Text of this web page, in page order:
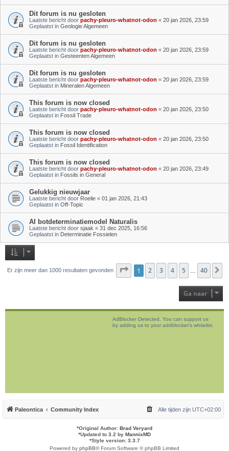
Dit forum is nu gesloten
Laatste bericht door pachy-pleuro-whatnot-odon « 20 jan 2026, 23:59
Geplaatst in Geologie Algemeen
Dit forum is nu gesloten
Laatste bericht door pachy-pleuro-whatnot-odon « 20 jan 2026, 23:59
Geplaatst in Gesteenten Algemeen
Dit forum is nu gesloten
Laatste bericht door pachy-pleuro-whatnot-odon « 20 jan 2026, 23:59
Geplaatst in Mineralen Algemeen
This forum is now closed
Laatste bericht door pachy-pleuro-whatnot-odon « 20 jan 2026, 23:50
Geplaatst in Fossil Trade
This forum is now closed
Laatste bericht door pachy-pleuro-whatnot-odon « 20 jan 2026, 23:50
Geplaatst in Fossil Identification
This forum is now closed
Laatste bericht door pachy-pleuro-whatnot-odon « 20 jan 2026, 23:49
Geplaatst in Fossils in General
Gelukkig nieuwjaar
Laatste bericht door Roelie « 01 jan 2026, 21:43
Geplaatst in Off-Topic
AI botdeterminatiemodel Naturalis
Laatste bericht door sjaak « 31 dec 2025, 16:56
Geplaatst in Determinatie Fossielen
Er zijn meer dan 1000 resultaten gevonden Pagina1 van 40
1 2 3 4 5 40
Ga naar
AdBlocker Detected. You can support us
by adding us to your addblocker's whitelist.
Paleontica Community Index Alle tijden zijn UTC+02:00
*Original Author: Brad Veryard
*Updated to 3.2 by MannixMD
*Style version: 3.3.7
Powered by phpBB® Forum Software © phpBB Limited